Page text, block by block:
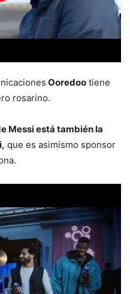
Ooredoo tiene
rosarino.
Messi está también la
que es asimismo sponsor